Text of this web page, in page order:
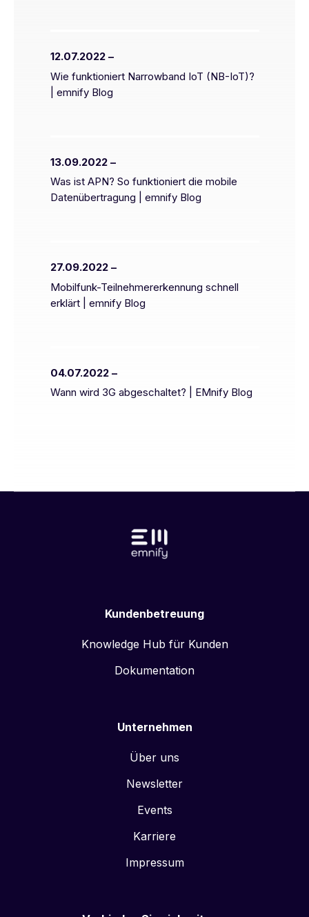
12.07.2022 –
Wie funktioniert Narrowband IoT (NB-IoT)?
| emnify Blog
13.09.2022 –
Was ist APN? So funktioniert die mobile
Datenübertragung | emnify Blog
27.09.2022 –
Mobilfunk-Teilnehmererkennung schnell
erklärt | emnify Blog
04.07.2022 –
Wann wird 3G abgeschaltet? | EMnify Blog
Kundenbetreuung
Knowledge Hub für Kunden
Dokumentation
Unternehmen
Über uns
Newsletter
Events
Karriere
Impressum